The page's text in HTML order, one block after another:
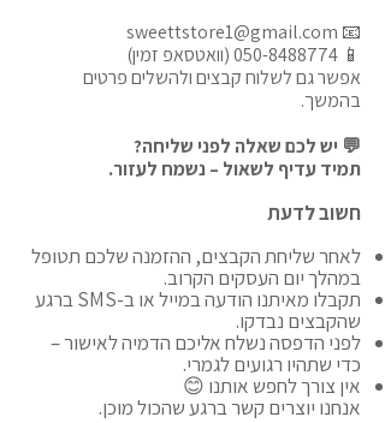
📧
sweettstore1@gmail.com
📱
050-8488774(וואטסאפ זמין)
אפשר גם לשלוח קבצים ולהשלים פרטים
בהמשך.
💬 יש לכם שאלה לפני שליחה?
תמיד עדיף לשאול – נשמח לעזור.
חשוב לדעת
לאחר שליחת הקבצים, ההזמנה שלכם תטופל
במהלך יום העסקים הקרוב.
תקבלו מאיתנו הודעה במייל או ב-SMS ברגע
שהקבצים נבדקו.
לפני הדפסה נשלח אליכם הדמיה לאישור –
כדי שתהיו רגועים לגמרי.
אין צורך לחפש אותנו 😊
אנחנו יוצרים קשר ברגע שהכול מוכן.